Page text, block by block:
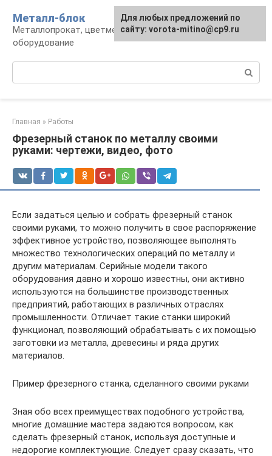
контенту
Металл-блок
Металлопрокат, цветмет, обработка и
оборудование
Главная » Работы
Фрезерный станок по металлу своими
руками: чертежи, видео, фото
Если задаться целью и собрать фрезерный станок
своими руками, то можно получить в свое распоряжение
эффективное устройство, позволяющее выполнять
множество технологических операций по металлу и
другим материалам. Серийные модели такого
оборудования давно и хорошо известны, они активно
используются на большинстве производственных
предприятий, работающих в различных отраслях
промышленности. Отличает такие станки широкий
функционал, позволяющий обрабатывать с их помощью
заготовки из металла, древесины и ряда других
материалов.
Пример фрезерного станка, сделанного своими руками
Зная обо всех преимуществах подобного устройства,
многие домашние мастера задаются вопросом, как
сделать фрезерный станок, используя доступные и
недорогие комплектующие. Следует сразу сказать, что
Для любых предложений по
сайту: vorota-mitino@cp9.ru